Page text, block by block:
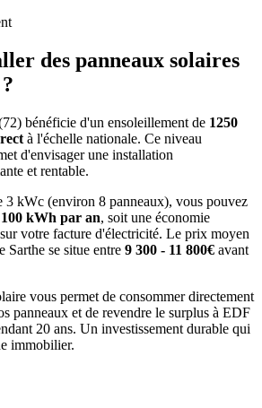
des panneaux solaires
?
72) bénéficie d'un ensoleillement de 1250
à l'échelle nationale. Ce niveau
d'envisager une installation
et rentable.
3 kWc (environ 8 panneaux), vous pouvez
kWh par an, soit une économie
sur votre facture d'électricité. Le prix moyen
Sarthe se situe entre 9 300 - 11 800€ avant
vous permet de consommer directement
panneaux et de revendre le surplus à EDF
20 ans. Un investissement durable qui
immobilier.